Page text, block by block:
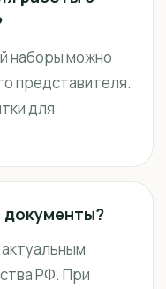
наборы можно
представителя.
для
РФ. При